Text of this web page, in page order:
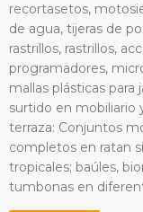
recortasetos,
de agua, tijeras de
rastrillos, rastrillos,
programadores,
mallas plásticas para
surtido en mobiliario
terraza: Conjuntos
completos en ratan
tropicales; baúles,
tumbonas en